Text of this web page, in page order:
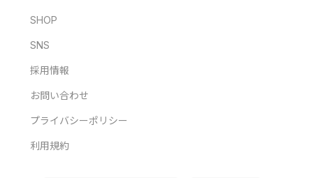
SHOP
SNS
採用情報
お問い合わせ
プライバシーポリシー
利用規約